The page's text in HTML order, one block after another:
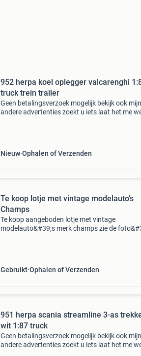
952 herpa koel oplegger valcarenghi
truck trein trailer
Geen betalingsverzoek mogelijk bekijk ook mijn
andere advertenties zoekt u iets laat het me
Nieuw Ophalen of Verzenden
Te koop lotje met vintage modelauto's
Champs
Te koop aangeboden lotje met vintage
modelauto&#39;s merk champs zie de
Gebruikt Ophalen of Verzenden
951 herpa scania streamline 3-as
wit 1:87 truck
Geen betalingsverzoek mogelijk bekijk ook mijn
andere advertenties zoekt u iets laat het me